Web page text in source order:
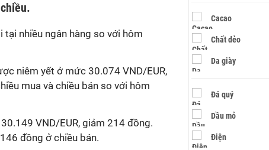
nhiều ngân hàng so với hôm
niêm yết ở mức 30.074 VND/EUR,
mua và chiều bán so với hôm
VND/EUR, giảm 214 đồng.
đồng ở chiều bán.
Cacao
Chất dẻo
Da giày
Đá quý
Dầu mỏ
Điện